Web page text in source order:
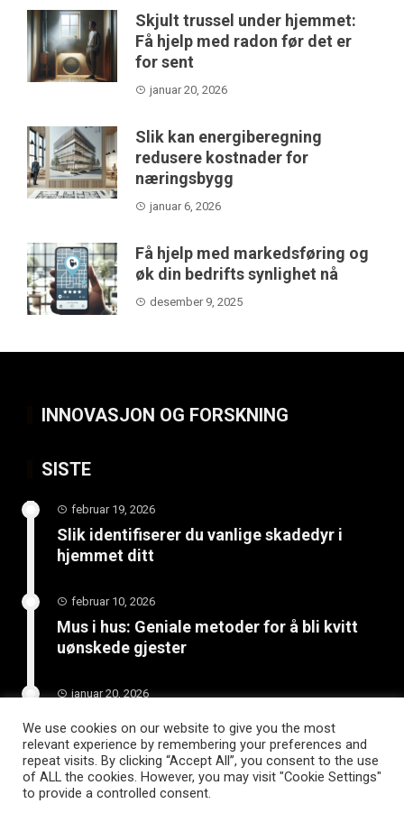
Skjult trussel under hjemmet:
Få hjelp med radon før det er
for sent
januar 20, 2026
Slik kan energiberegning
redusere kostnader for
næringsbygg
januar 6, 2026
Få hjelp med markedsføring og
øk din bedrifts synlighet nå
desember 9, 2025
INNOVASJON OG FORSKNING
SISTE
februar 19, 2026
Slik identifiserer du vanlige skadedyr i
hjemmet ditt
februar 10, 2026
Mus i hus: Geniale metoder for å bli kvitt
uønskede gjester
januar 20, 2026
Skjult trussel under hjemmet: Få hjelp med
radon før det er for sent
We use cookies on our website to give you the most
relevant experience by remembering your preferences and
repeat visits. By clicking “Accept All”, you consent to the use
of ALL the cookies. However, you may visit "Cookie Settings"
to provide a controlled consent.